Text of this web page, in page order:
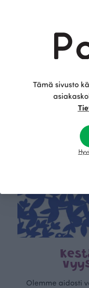
Punainen
Olemme aidosti
Tämä sivusto